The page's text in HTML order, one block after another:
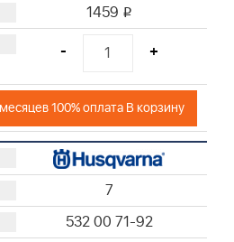
1459 i
- +
100% оплата В корзину
7
532 00 71-92